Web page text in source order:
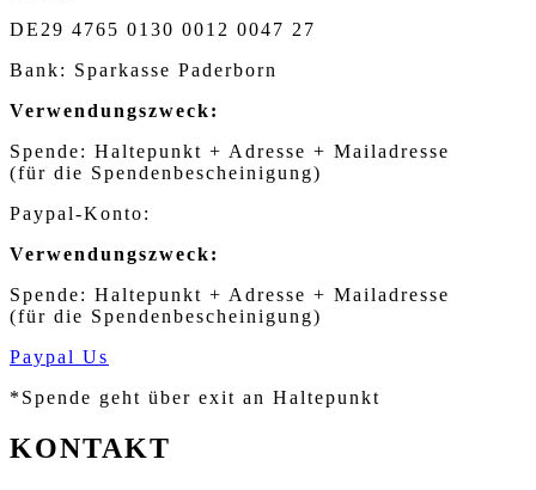
DE29 4765 0130 0012 0047 27
Bank: Sparkasse Paderborn
Verwendungszweck:
Spende: Haltepunkt + Adresse + Mailadresse
(für die Spendenbescheinigung)
Paypal-Konto:
Verwendungszweck:
Spende: Haltepunkt + Adresse + Mailadresse
(für die Spendenbescheinigung)
Paypal Us
*Spende geht über exit an Haltepunkt
KONTAKT